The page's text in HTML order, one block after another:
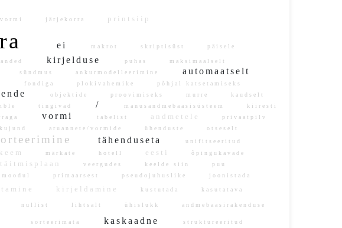
järjekorra printsiip
ei makrot skriptisüst päisele
kirjelduse puhas
maksimaalselt
sündmus ankurmodelleerimine automaatselt
fondiga plokivahemike põhjal katsetamiseks
objektide proovimiseks murre
kaudselt
tingivad / manusandmebaasisüsteem
kiiresti
vormi tabelist andmetele privaatpilv
aruannete/vormide ühenduste otseselt
tähenduseta unifitseeritud
märkate hotell eesti
õpingukavade
veergudes keelde siin
puu
primaarsest pseudojuhuslike joonistada
kirjeldamine kustutada kasutatava
nullist lihtsalt ühislukk andmebaasirakenduse
sorteerimata kaskaadne
struktureeritud